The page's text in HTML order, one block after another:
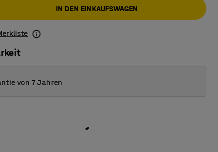
IN DEN EINKAUFSWAGEN
von 7 Jahren